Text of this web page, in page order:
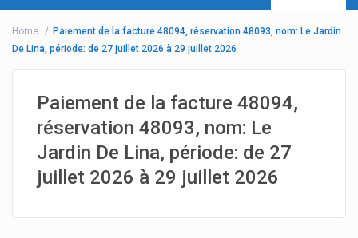
Home
Paiement de la facture 48094, réservation 48093, nom: Le Jardin
De Lina, période: de 27 juillet 2026 à 29 juillet 2026
Paiement de la facture 48094,
réservation 48093, nom: Le
Jardin De Lina, période: de 27
juillet 2026 à 29 juillet 2026